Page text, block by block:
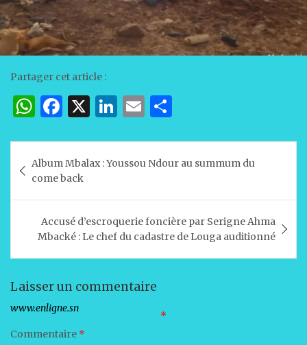
Partager cet article :
W
at
s
A
p
p
F
c
e
b
o
o
k
X
Li
k
e
dI
n
E
ai
l
ta
g
er
de
l’article
Album Mbalax : Youssou Ndour au summum du
come back
Accusé d’escroquerie foncière par Serigne Ahma
Mbacké : Le chef du cadastre de Louga auditionné
Laisser un commentaire
Votre adresse e-mail ne sera pas publiée.
Les champs obligatoires sont indiqués avec *
Commentaire *